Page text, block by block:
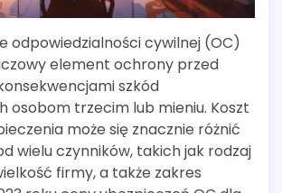
odpowiedzialności cywilnej (OC)
element ochrony przed
szkód
osobom trzecim lub mieniu. Koszt
może się znacznie różnić
wielu czynników, takich jak rodzaj
firmy, a także zakres